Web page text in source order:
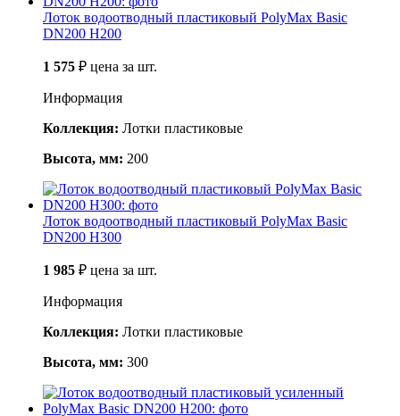
Лоток водоотводный пластиковый PolyMax Basic
DN200 H200
1 575 ₽ цена за шт.
Информация
Коллекция: Лотки пластиковые
Высота, мм: 200
Лоток водоотводный пластиковый PolyMax Basic
DN200 H300
1 985 ₽ цена за шт.
Информация
Коллекция: Лотки пластиковые
Высота, мм: 300